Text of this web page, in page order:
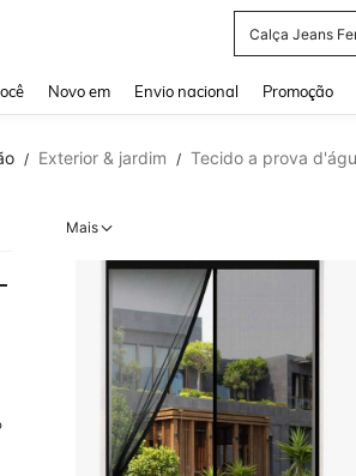
Calça Jeans
Novo em Envio nacional Promoção
/ Exterior & jardim / Tecido a prova
Mais